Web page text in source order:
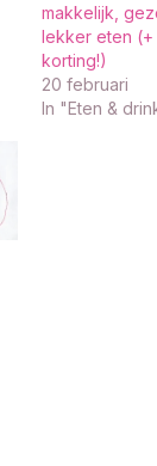
makkelijk,
lekker eten (+
korting!)
20 februari
In "Eten &